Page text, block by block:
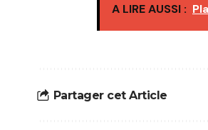
A LIRE AUSSI :
Partager cet Article